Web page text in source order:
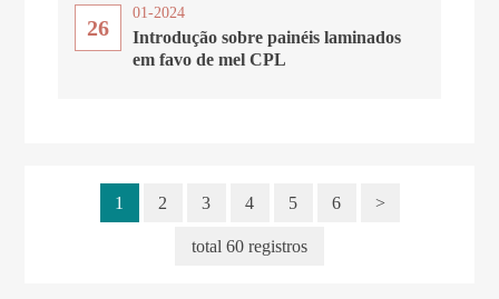
26
01-2024
Introdução sobre painéis laminados
em favo de mel CPL
1 2 3 4 5 6 >
total 60 registros